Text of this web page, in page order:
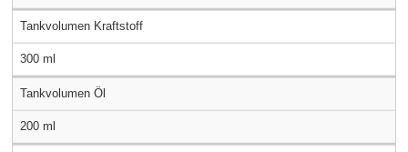
Tankvolumen Kraftstoff
300 ml
Tankvolumen Öl
200 ml